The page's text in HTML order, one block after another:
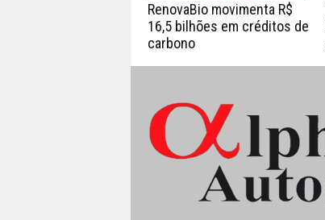
RenovaBio movimenta R$
16,5 bilhões em créditos de
carbono